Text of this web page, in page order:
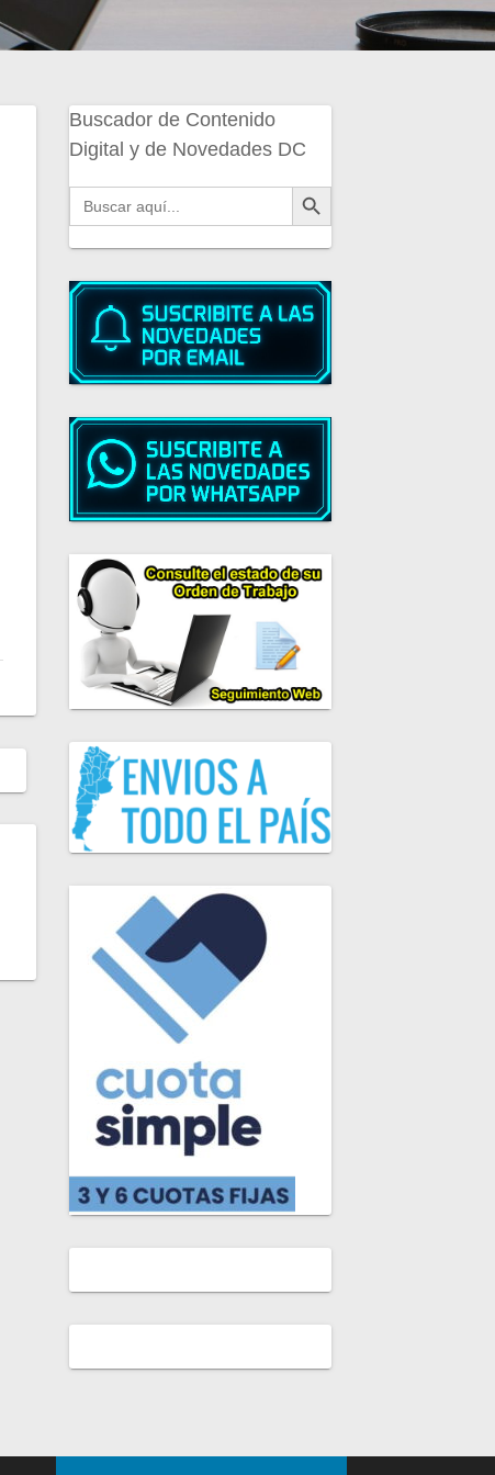
Buscador de Contenido
Digital y de Novedades DC
Buscar: Botón de búsqueda